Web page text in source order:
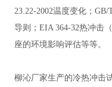
23.22-2002温度变化；
导则；EIA 364-32热冲击
座的环境影响评估等等。
柳沁厂家生产的冷热冲击